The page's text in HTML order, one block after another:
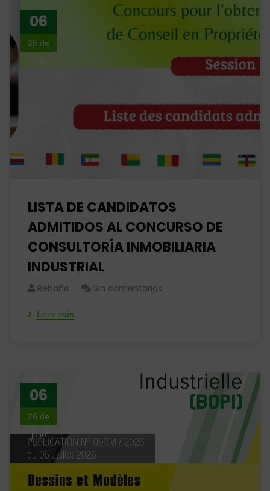
06
26 de
julio
LISTA DE CANDIDATOS
ADMITIDOS AL CONCURSO DE
CONSULTORÍA INMOBILIARIA
INDUSTRIAL
Rebaño Sin comentarios
Leer más
06
26 de
julio